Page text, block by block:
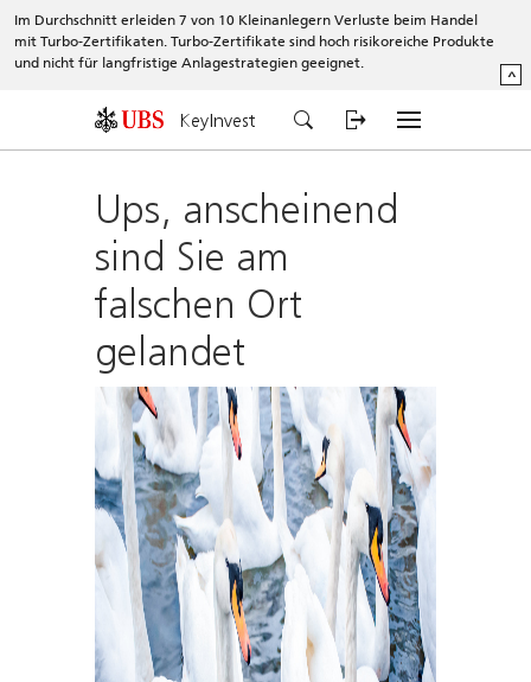
Im Durchschnitt erleiden 7 von 10 Kleinanlegern Verluste beim Handel
mit Turbo-Zertifikaten. Turbo-Zertifikate sind hoch risikoreiche Produkte
und nicht für langfristige Anlagestrategien geeignet.
^
KeyInvest
Ups, anscheinend
sind Sie am
falschen Ort
gelandet